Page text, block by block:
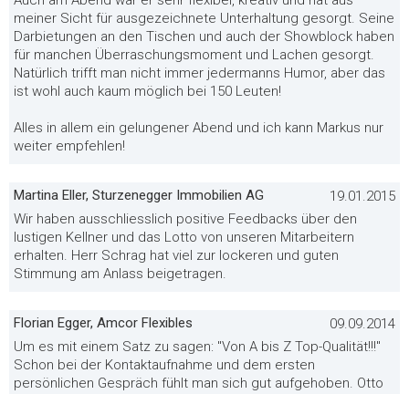
meiner Sicht für ausgezeichnete Unterhaltung gesorgt. Seine
Darbietungen an den Tischen und auch der Showblock haben
für manchen Überraschungsmoment und Lachen gesorgt.
Natürlich trifft man nicht immer jedermanns Humor, aber das
ist wohl auch kaum möglich bei 150 Leuten!
Alles in allem ein gelungener Abend und ich kann Markus nur
weiter empfehlen!
Martina Eller, Sturzenegger Immobilien AG
19.01.2015
Wir haben ausschliesslich positive Feedbacks über den
lustigen Kellner und das Lotto von unseren Mitarbeitern
erhalten. Herr Schrag hat viel zur lockeren und guten
Stimmung am Anlass beigetragen.
Florian Egger, Amcor Flexibles
09.09.2014
Um es mit einem Satz zu sagen: "Von A bis Z Top-Qualität!!!"
Schon bei der Kontaktaufnahme und dem ersten
persönlichen Gespräch fühlt man sich gut aufgehoben. Otto